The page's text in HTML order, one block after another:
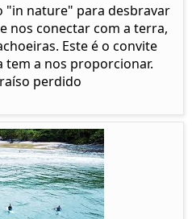
"in nature" para desbravar
nos conectar com a terra,
Este é o convite
tem a nos proporcionar.
perdido